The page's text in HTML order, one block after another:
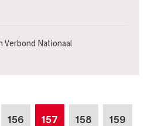
Verbond Nationaal
156 157 158 159